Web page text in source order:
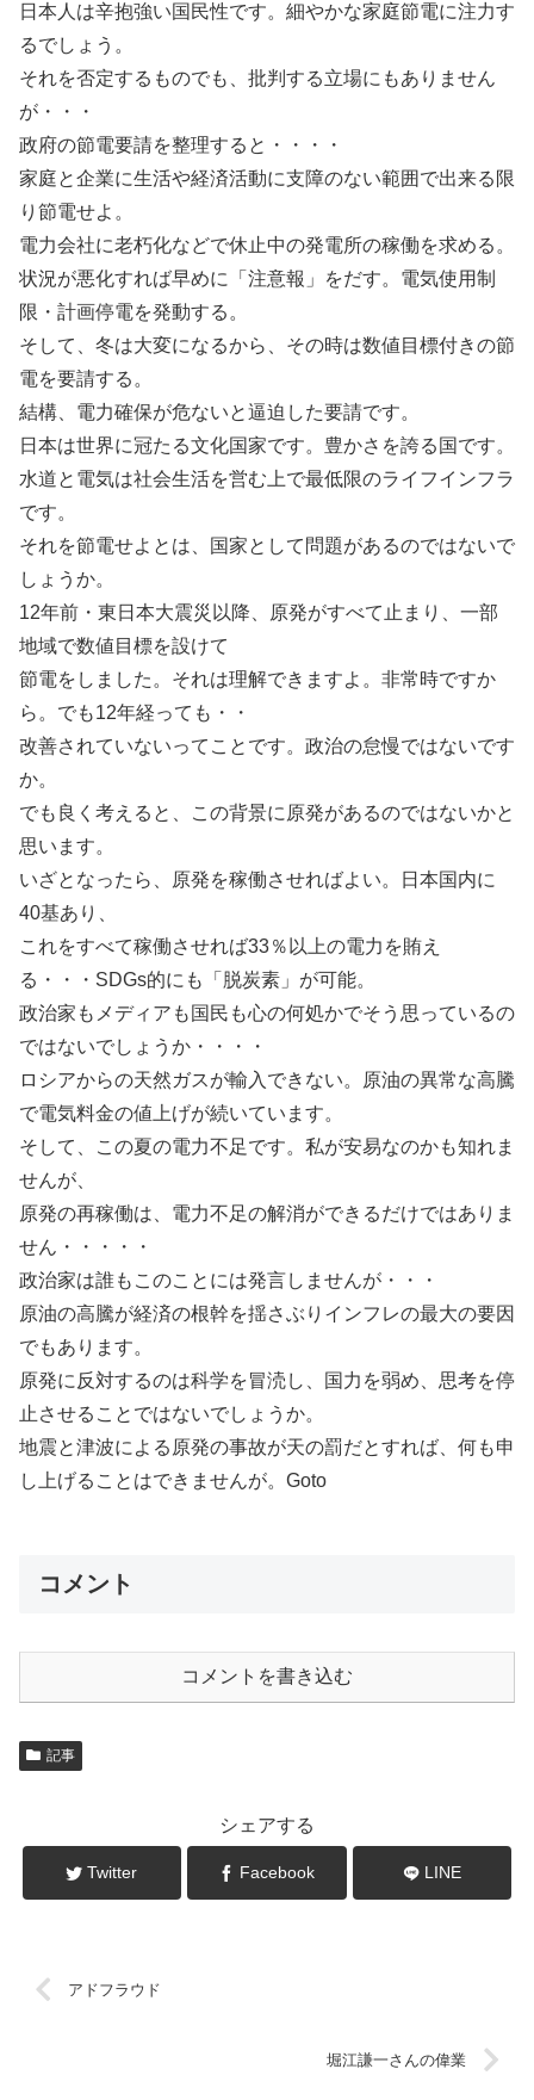
日本人は辛抱強い国民性です。細やかな家庭節電に注力す
るでしょう。
それを否定するものでも、批判する立場にもありません
が・・・
政府の節電要請を整理すると・・・・
家庭と企業に生活や経済活動に支障のない範囲で出来る限
り節電せよ。
電力会社に老朽化などで休止中の発電所の稼働を求める。
状況が悪化すれば早めに「注意報」をだす。電気使用制
限・計画停電を発動する。
そして、冬は大変になるから、その時は数値目標付きの節
電を要請する。
結構、電力確保が危ないと逼迫した要請です。
日本は世界に冠たる文化国家です。豊かさを誇る国です。
水道と電気は社会生活を営む上で最低限のライフインフラ
です。
それを節電せよとは、国家として問題があるのではないで
しょうか。
12年前・東日本大震災以降、原発がすべて止まり、一部
地域で数値目標を設けて
節電をしました。それは理解できますよ。非常時ですか
ら。でも12年経っても・・
改善されていないってことです。政治の怠慢ではないです
か。
でも良く考えると、この背景に原発があるのではないかと
思います。
いざとなったら、原発を稼働させればよい。日本国内に
40基あり、
これをすべて稼働させれば33％以上の電力を賄え
る・・・SDGs的にも「脱炭素」が可能。
政治家もメディアも国民も心の何処かでそう思っているの
ではないでしょうか・・・・
ロシアからの天然ガスが輸入できない。原油の異常な高騰
で電気料金の値上げが続いています。
そして、この夏の電力不足です。私が安易なのかも知れま
せんが、
原発の再稼働は、電力不足の解消ができるだけではありま
せん・・・・・
政治家は誰もこのことには発言しませんが・・・
原油の高騰が経済の根幹を揺さぶりインフレの最大の要因
でもあります。
原発に反対するのは科学を冒涜し、国力を弱め、思考を停
止させることではないでしょうか。
地震と津波による原発の事故が天の罰だとすれば、何も申
し上げることはできませんが。Goto
コメント
コメントを書き込む
記事
シェアする
Twitter Facebook LINE
アドフラウド
堀江謙一さんの偉業